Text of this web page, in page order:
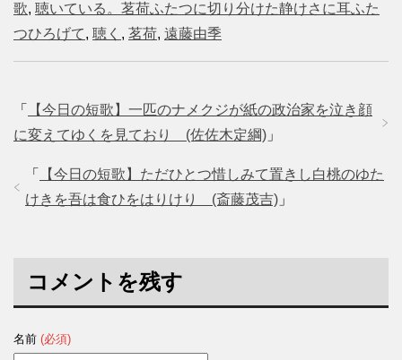
歌, 聴いている。茗荷ふたつに切り分けた静けさに耳ふた
つひろげて, 聴く , 茗荷, 遠藤由季
「
【今日の短歌】一匹のナメクジが紙の政治家を泣き顔
に変えてゆくを見ており (佐佐木定綱) 」
「
【今日の短歌】ただひとつ惜しみて置きし白桃のゆた
けきを吾は食ひをはりけり (斎藤茂吉) 」
コメントを残す
名前 (必須)